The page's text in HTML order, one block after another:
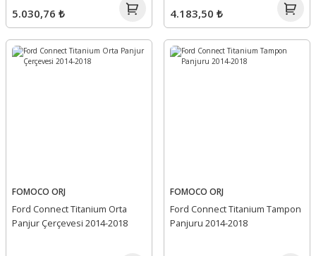
5.030,76 ₺ 4.183,50 ₺
FOMOCO ORJ
Ford Connect Titanium Orta
Panjur Çerçevesi 2014-2018
FOMOCO ORJ
Ford Connect Titanium Tampon
Panjuru 2014-2018